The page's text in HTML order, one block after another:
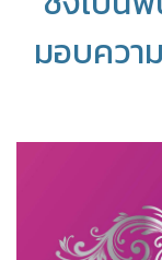
มอบควา